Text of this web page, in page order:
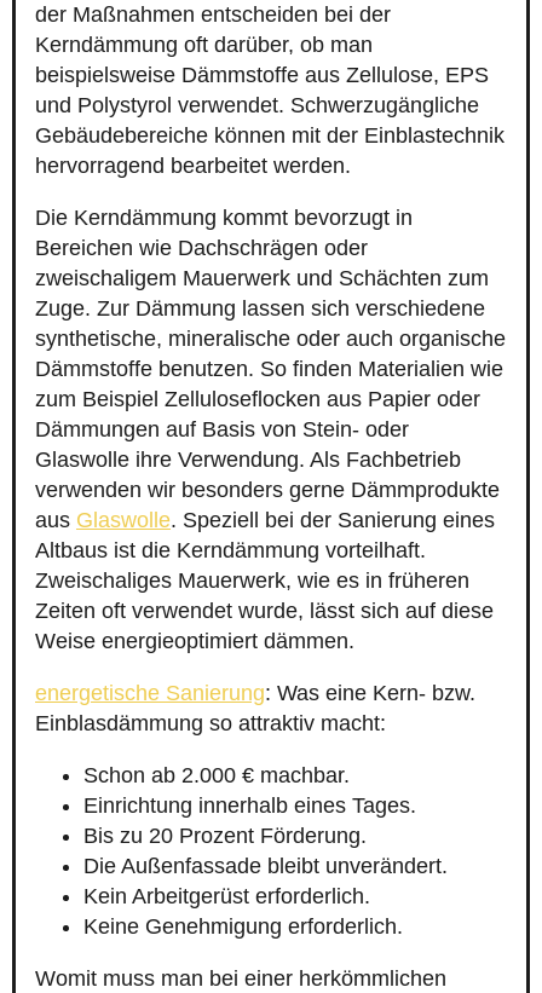
der Maßnahmen entscheiden bei der
Kerndämmung oft darüber, ob man
beispielsweise Dämmstoffe aus Zellulose, EPS
und Polystyrol verwendet. Schwerzugängliche
Gebäudebereiche können mit der Einblastechnik
hervorragend bearbeitet werden.
Die Kerndämmung kommt bevorzugt in
Bereichen wie Dachschrägen oder
zweischaligem Mauerwerk und Schächten zum
Zuge. Zur Dämmung lassen sich verschiedene
synthetische, mineralische oder auch organische
Dämmstoffe benutzen. So finden Materialien wie
zum Beispiel Zelluloseflocken aus Papier oder
Dämmungen auf Basis von Stein- oder
Glaswolle ihre Verwendung. Als Fachbetrieb
verwenden wir besonders gerne Dämmprodukte
aus Glaswolle. Speziell bei der Sanierung eines
Altbaus ist die Kerndämmung vorteilhaft.
Zweischaliges Mauerwerk, wie es in früheren
Zeiten oft verwendet wurde, lässt sich auf diese
Weise energieoptimiert dämmen.
energetische Sanierung: Was eine Kern- bzw.
Einblasdämmung so attraktiv macht:
Schon ab 2.000 € machbar.
Einrichtung innerhalb eines Tages.
Bis zu 20 Prozent Förderung.
Die Außenfassade bleibt unverändert.
Kein Arbeitgerüst erforderlich.
Keine Genehmigung erforderlich.
Womit muss man bei einer herkömmlichen